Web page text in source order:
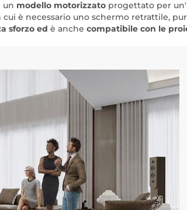
un modello motorizzato progettato per
è necessario uno schermo retrattile,
sforzo ed è anche compatibile con le